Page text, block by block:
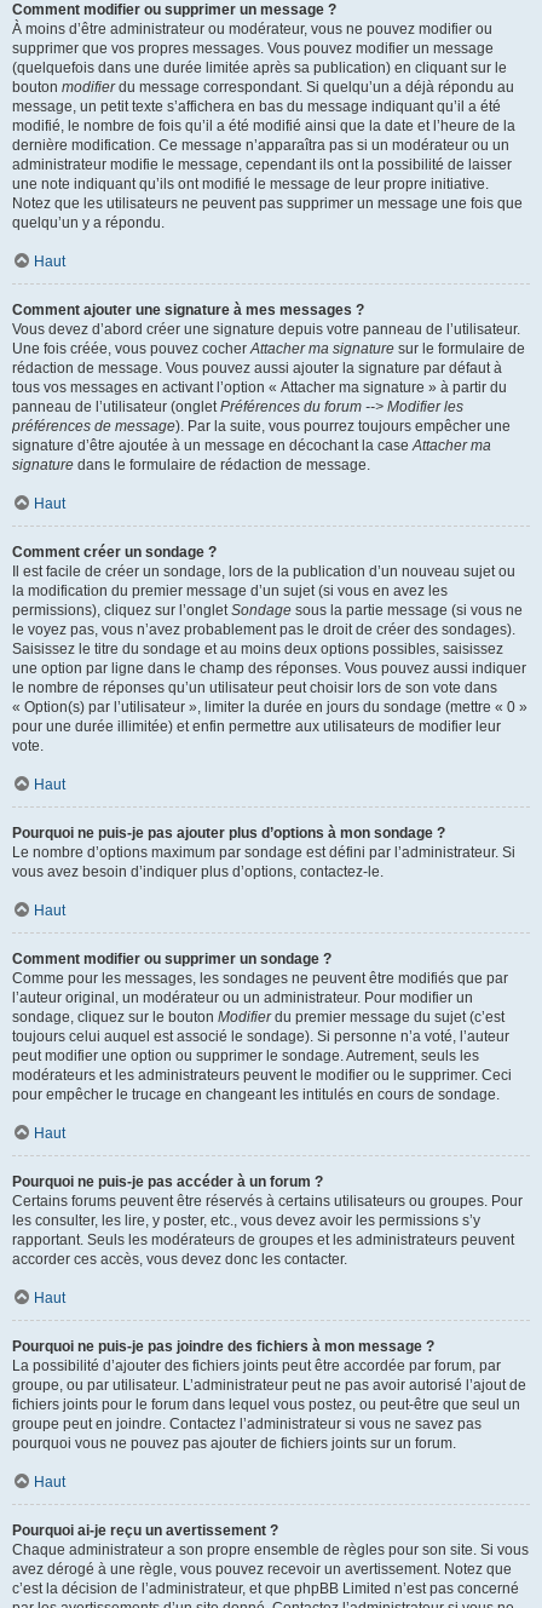
Comment modifier ou supprimer un message ?
À moins d’être administrateur ou modérateur, vous ne pouvez modifier ou
supprimer que vos propres messages. Vous pouvez modifier un message
(quelquefois dans une durée limitée après sa publication) en cliquant sur le
bouton modifierdu message correspondant. Si quelqu’un a déjà répondu au
message, un petit texte s’affichera en bas du message indiquant qu’il a été
modifié, le nombre de fois qu’il a été modifié ainsi que la date et l’heure de la
dernière modification. Ce message n’apparaîtra pas si un modérateur ou un
administrateur modifie le message, cependant ils ont la possibilité de laisser
une note indiquant qu’ils ont modifié le message de leur propre initiative.
Notez que les utilisateurs ne peuvent pas supprimer un message une fois que
quelqu’un y a répondu.
Haut
Comment ajouter une signature à mes messages ?
Vous devez d’abord créer une signature depuis votre panneau de l’utilisateur.
Une fois créée, vous pouvez cocherAttacher ma signature sur le formulaire de
rédaction de message. Vous pouvez aussi ajouter la signature par défaut à
tous vos messages en activant l’option « Attacher ma signature » à partir du
panneau de l’utilisateur (ongletPréférences du forum --> Modifier les
préférences de message). Par la suite, vous pourrez toujours empêcher une
signature d’être ajoutée à un message en décochant la caseAttacher ma
signature dans le formulaire de rédaction de message.
Haut
Comment créer un sondage ?
Il est facile de créer un sondage, lors de la publication d’un nouveau sujet ou
la modification du premier message d’un sujet (si vous en avez les
permissions), cliquez sur l’ongletSondage sous la partie message (si vous ne
le voyez pas, vous n’avez probablement pas le droit de créer des sondages).
Saisissez le titre du sondage et au moins deux options possibles, saisissez
une option par ligne dans le champ des réponses. Vous pouvez aussi indiquer
le nombre de réponses qu’un utilisateur peut choisir lors de son vote dans
« Option(s) par l’utilisateur », limiter la durée en jours du sondage (mettre « 0 »
pour une durée illimitée) et enfin permettre aux utilisateurs de modifier leur
vote.
Haut
Pourquoi ne puis-je pas ajouter plus d’options à mon sondage ?
Le nombre d’options maximum par sondage est défini par l’administrateur. Si
vous avez besoin d’indiquer plus d’options, contactez-le.
Haut
Comment modifier ou supprimer un sondage ?
Comme pour les messages, les sondages ne peuvent être modifiés que par
l’auteur original, un modérateur ou un administrateur. Pour modifier un
sondage, cliquez sur le bouton Modifierdu premier message du sujet (c’est
toujours celui auquel est associé le sondage). Si personne n’a voté, l’auteur
peut modifier une option ou supprimer le sondage. Autrement, seuls les
modérateurs et les administrateurs peuvent le modifier ou le supprimer. Ceci
pour empêcher le trucage en changeant les intitulés en cours de sondage.
Haut
Pourquoi ne puis-je pas accéder à un forum ?
Certains forums peuvent être réservés à certains utilisateurs ou groupes. Pour
les consulter, les lire, y poster, etc., vous devez avoir les permissions s’y
rapportant. Seuls les modérateurs de groupes et les administrateurs peuvent
accorder ces accès, vous devez donc les contacter.
Haut
Pourquoi ne puis-je pas joindre des fichiers à mon message ?
La possibilité d’ajouter des fichiers joints peut être accordée par forum, par
groupe, ou par utilisateur. L’administrateur peut ne pas avoir autorisé l’ajout de
fichiers joints pour le forum dans lequel vous postez, ou peut-être que seul un
groupe peut en joindre. Contactez l’administrateur si vous ne savez pas
pourquoi vous ne pouvez pas ajouter de fichiers joints sur un forum.
Haut
Pourquoi ai-je reçu un avertissement ?
Chaque administrateur a son propre ensemble de règles pour son site. Si vous
avez dérogé à une règle, vous pouvez recevoir un avertissement. Notez que
c’est la décision de l’administrateur, et que phpBB Limited n’est pas concerné